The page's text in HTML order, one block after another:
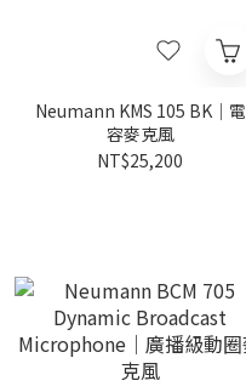
Neumann KMS 105 BK｜電
容麥克風
NT$25,200